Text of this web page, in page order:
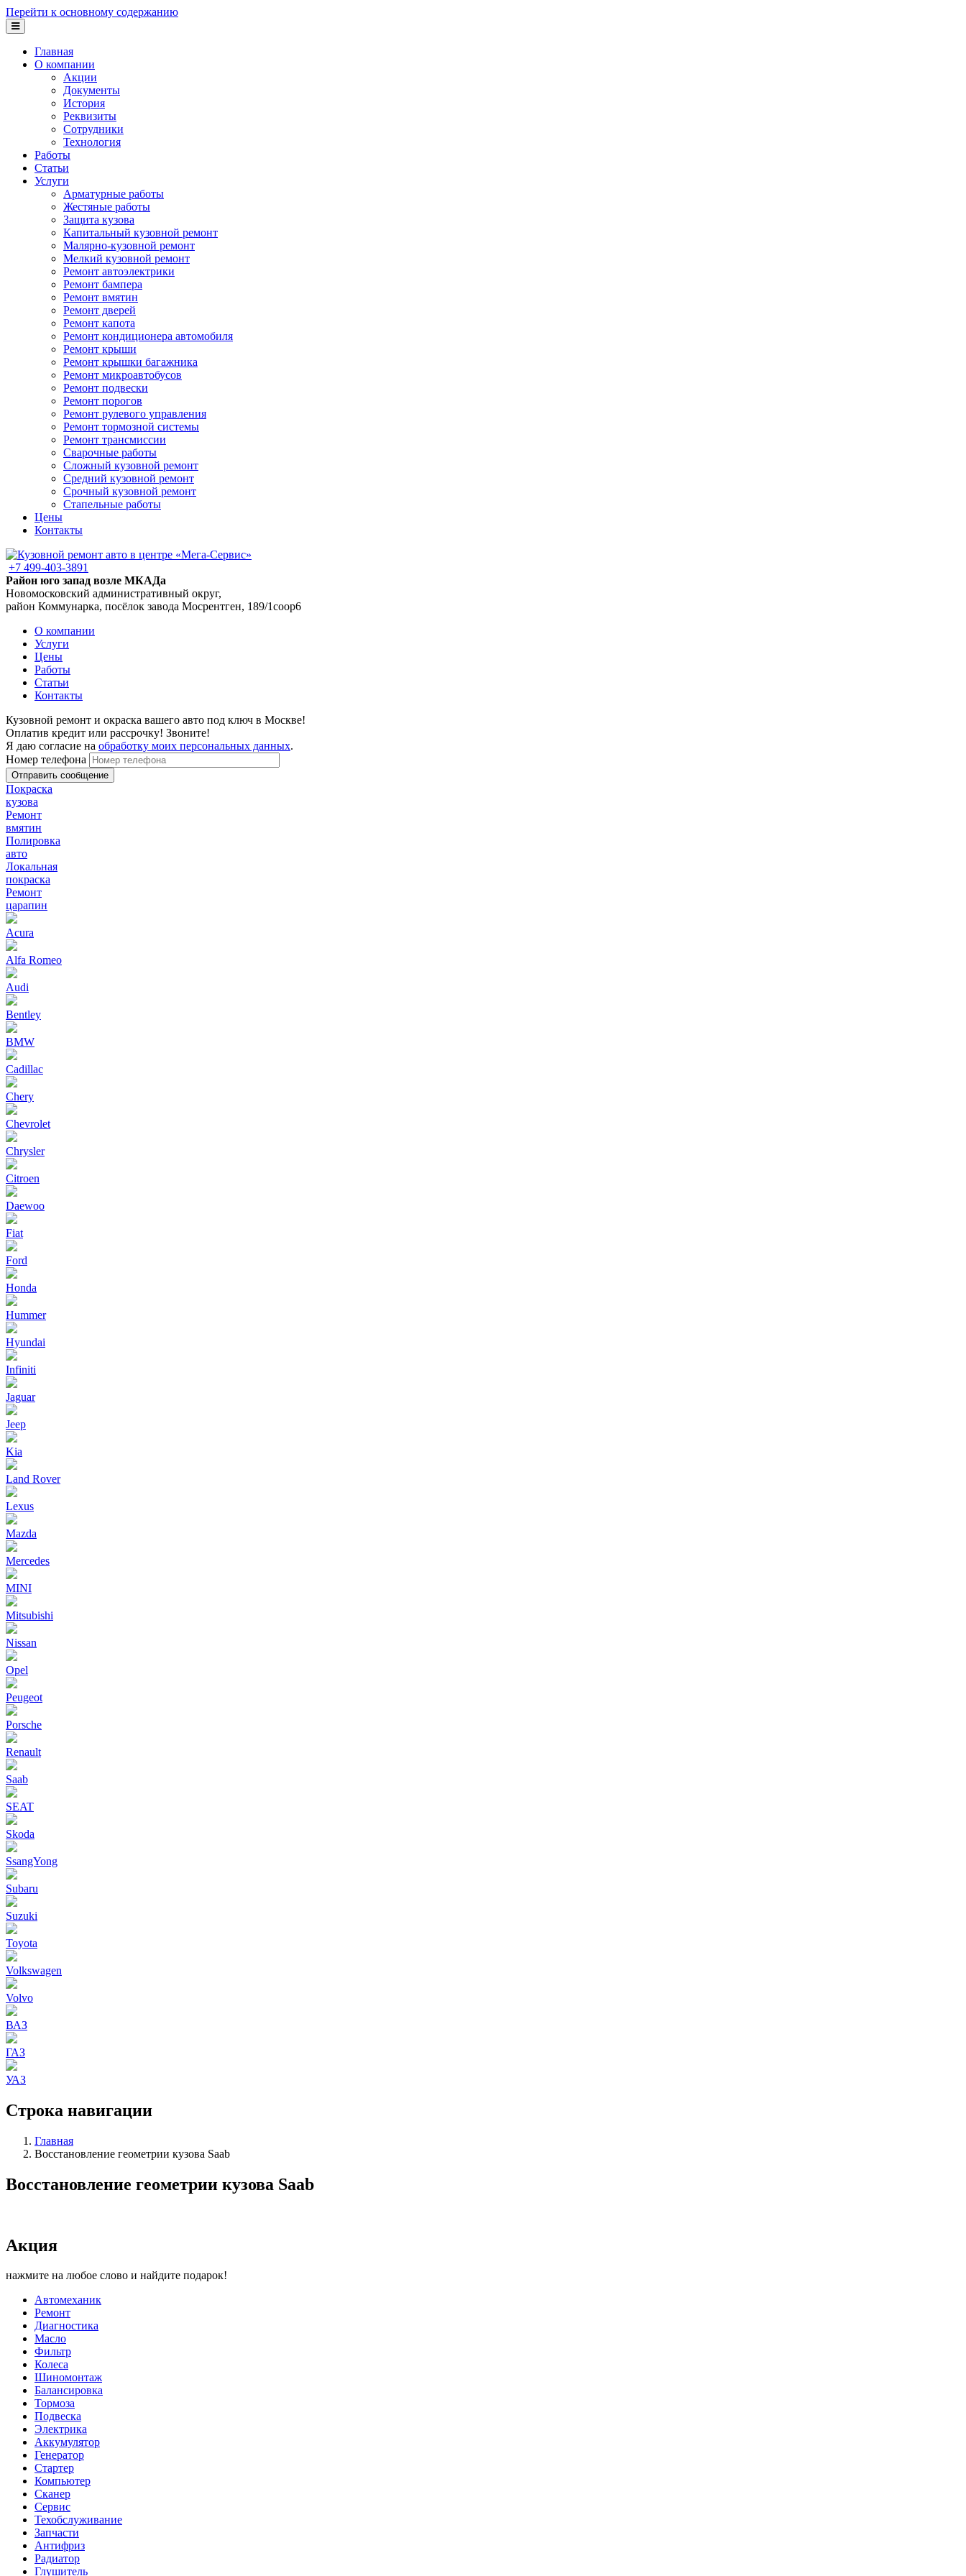
Перейти к основному содержанию
Главная
О компании
Акции
Документы
История
Реквизиты
Сотрудники
Технология
Работы
Статьи
Услуги
Арматурные работы
Жестяные работы
Защита кузова
Капитальный кузовной ремонт
Малярно-кузовной ремонт
Мелкий кузовной ремонт
Ремонт автоэлектрики
Ремонт бампера
Ремонт вмятин
Ремонт дверей
Ремонт капота
Ремонт кондиционера автомобиля
Ремонт крыши
Ремонт крышки багажника
Ремонт микроавтобусов
Ремонт подвески
Ремонт порогов
Ремонт рулевого управления
Ремонт тормозной системы
Ремонт трансмиссии
Сварочные работы
Сложный кузовной ремонт
Средний кузовной ремонт
Срочный кузовной ремонт
Стапельные работы
Цены
Контакты
+7 499-403-3891
Район юго запад возле МКАДа
Новомосковский административный округ,
район Коммунарка, посёлок завода Мосрентген, 189/1соор6
О компании
Услуги
Цены
Работы
Статьи
Контакты
Кузовной ремонт и окраска вашего авто под ключ в Москве!
Оплатив кредит или рассрочку! Звоните!
Я даю согласие на обработку моих персональных данных.
Номер телефона
Покраска
кузова
Ремонт
вмятин
Полировка
авто
Локальная
покраска
Ремонт
царапин
Acura
Alfa Romeo
Audi
Bentley
BMW
Cadillac
Chery
Chevrolet
Chrysler
Citroen
Daewoo
Fiat
Ford
Honda
Hummer
Hyundai
Infiniti
Jaguar
Jeep
Kia
Land Rover
Lexus
Mazda
Mercedes
MINI
Mitsubishi
Nissan
Opel
Peugeot
Porsche
Renault
Saab
SEAT
Skoda
SsangYong
Subaru
Suzuki
Toyota
Volkswagen
Volvo
ВАЗ
ГАЗ
УАЗ
Строка навигации
Главная
Восстановление геометрии кузова Saab
Восстановление геометрии кузова Saab
Акция
нажмите на любое слово и найдите подарок!
Автомеханик
Ремонт
Диагностика
Масло
Фильтр
Колеса
Шиномонтаж
Балансировка
Тормоза
Подвеска
Электрика
Аккумулятор
Генератор
Стартер
Компьютер
Сканер
Сервис
Техобслуживание
Запчасти
Антифриз
Радиатор
Глушитель